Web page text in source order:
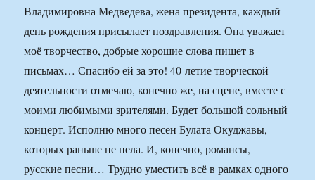
Владимировна Медведева, жена президента, каждый
день рождения присылает поздравления. Она уважает
моё творчество, добрые хорошие слова пишет в
письмах… Спасибо ей за это! 40-летие творческой
деятельности отмечаю, конечно же, на сцене, вместе с
моими любимыми зрителями. Будет большой сольный
концерт. Исполню много песен Булата Окуджавы,
которых раньше не пела. И, конечно, романсы,
русские песни… Трудно уместить всё в рамках одного